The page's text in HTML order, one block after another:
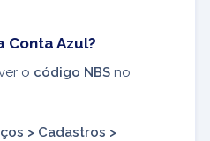
Conta Azul?
o código NBS no
> Cadastros >